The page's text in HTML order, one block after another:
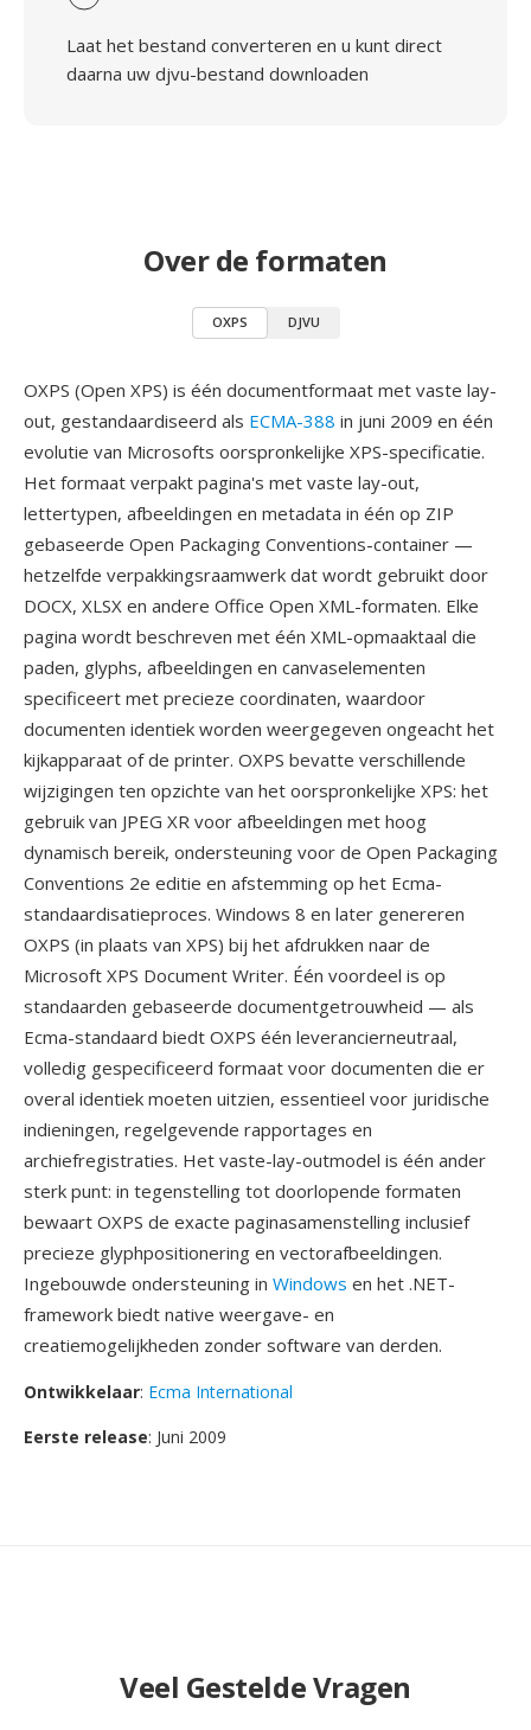
Laat het bestand converteren en u kunt direct
daarna uw djvu-bestand downloaden
Over de formaten
OXPS DJVU
OXPS (Open XPS) is één documentformaat met vaste lay-
out, gestandaardiseerd als ECMA-388 in juni 2009 en één
evolutie van Microsofts oorspronkelijke XPS-specificatie.
Het formaat verpakt pagina's met vaste lay-out,
lettertypen, afbeeldingen en metadata in één op ZIP
gebaseerde Open Packaging Conventions-container —
hetzelfde verpakkingsraamwerk dat wordt gebruikt door
DOCX, XLSX en andere Office Open XML-formaten. Elke
pagina wordt beschreven met één XML-opmaaktaal die
paden, glyphs, afbeeldingen en canvaselementen
specificeert met precieze coordinaten, waardoor
documenten identiek worden weergegeven ongeacht het
kijkapparaat of de printer. OXPS bevatte verschillende
wijzigingen ten opzichte van het oorspronkelijke XPS: het
gebruik van JPEG XR voor afbeeldingen met hoog
dynamisch bereik, ondersteuning voor de Open Packaging
Conventions 2e editie en afstemming op het Ecma-
standaardisatieproces. Windows 8 en later genereren
OXPS (in plaats van XPS) bij het afdrukken naar de
Microsoft XPS Document Writer. Één voordeel is op
standaarden gebaseerde documentgetrouwheid — als
Ecma-standaard biedt OXPS één leverancierneutraal,
volledig gespecificeerd formaat voor documenten die er
overal identiek moeten uitzien, essentieel voor juridische
indieningen, regelgevende rapportages en
archiefregistraties. Het vaste-lay-outmodel is één ander
sterk punt: in tegenstelling tot doorlopende formaten
bewaart OXPS de exacte paginasamenstelling inclusief
precieze glyphpositionering en vectorafbeeldingen.
Ingebouwde ondersteuning in Windows en het .NET-
framework biedt native weergave- en
creatiemogelijkheden zonder software van derden.
Ontwikkelaar: Ecma International
Eerste release: Juni 2009
Veel Gestelde Vragen